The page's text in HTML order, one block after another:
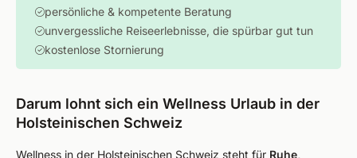
persönliche & kompetente Beratung
unvergessliche Reiseerlebnisse, die spürbar gut tun
kostenlose Stornierung
Darum lohnt sich ein Wellness Urlaub in der
Holsteinischen Schweiz
Wellness in der Holsteinischen Schweiz steht für Ruhe,